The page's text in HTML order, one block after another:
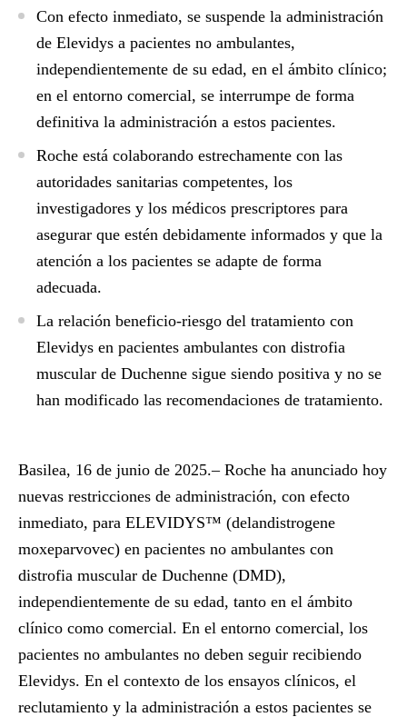
Con efecto inmediato, se suspende la administración
de Elevidys a pacientes no ambulantes,
independientemente de su edad, en el ámbito clínico;
en el entorno comercial, se interrumpe de forma
definitiva la administración a estos pacientes.
Roche está colaborando estrechamente con las
autoridades sanitarias competentes, los
investigadores y los médicos prescriptores para
asegurar que estén debidamente informados y que la
atención a los pacientes se adapte de forma
adecuada.
La relación beneficio-riesgo del tratamiento con
Elevidys en pacientes ambulantes con distrofia
muscular de Duchenne sigue siendo positiva y no se
han modificado las recomendaciones de tratamiento.
Basilea, 16 de junio de 2025.– Roche ha anunciado hoy
nuevas restricciones de administración, con efecto
inmediato, para ELEVIDYS™ (delandistrogene
moxeparvovec) en pacientes no ambulantes con
distrofia muscular de Duchenne (DMD),
independientemente de su edad, tanto en el ámbito
clínico como comercial. En el entorno comercial, los
pacientes no ambulantes no deben seguir recibiendo
Elevidys. En el contexto de los ensayos clínicos, el
reclutamiento y la administración a estos pacientes se